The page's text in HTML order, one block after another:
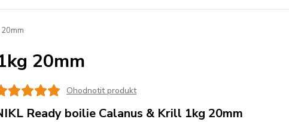
20mm
Ohodnotit produkt
Ready boilie Calanus & Krill 1kg 20mm